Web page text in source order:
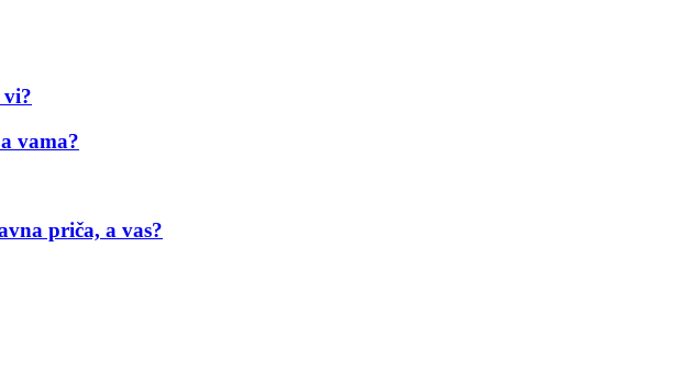
vi?
vama?
priča, a vas?